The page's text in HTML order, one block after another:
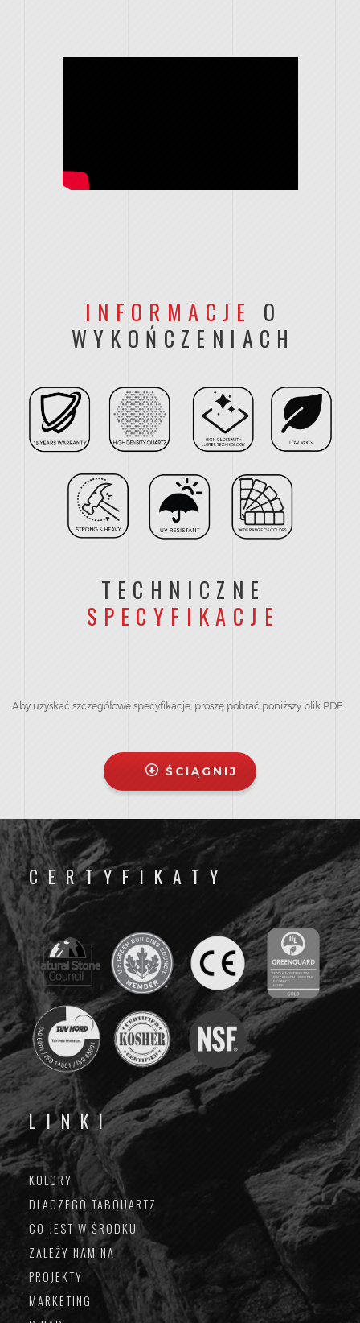
INFORMACJE
O
WYKOŃCZENIACH
TECHNICZNE
SPECYFIKACJE
Aby uzyskać szczegółowe specyfikacje, proszę pobrać poniższy plik PDF.
ŚCIĄGNIJ
CERTYFIKATY
LINKI
KOLORY
DLACZEGO TABQUARTZ
CO JEST W ŚRODKU
ZALEŻY NAM NA
PROJEKTY
MARKETING